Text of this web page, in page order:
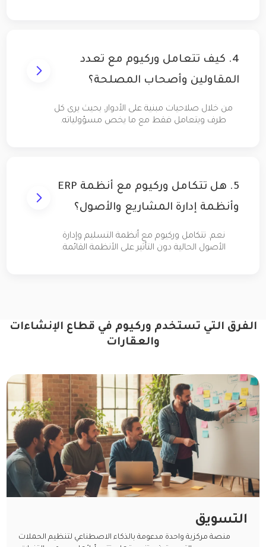
4. كيف تتعامل وركيوم مع تعدد
المقاولين وأصحاب المصلحة؟
من خلال صلاحيات مبنية على الأدوار، بحيث يرى كل
طرف ويتعامل فقط مع ما يخص مسؤولياته.
5. هل تتكامل وركيوم مع أنظمة ERP
وأنظمة إدارة المشاريع والأصول؟
نعم. تتكامل وركيوم مع أنظمة التسليم وإدارة
الأصول الحالية دون التأثير على الأنظمة القائمة.
الفرق التي تستخدم وركيوم في قطاع الإنشاءات
والعقارات
التسويق
منصة مركزية واحدة مدعومة بالذكاء الاصطناعي لتنظيم الحملات